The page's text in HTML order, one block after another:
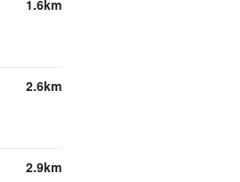
1.6km
2.6km
2.9km